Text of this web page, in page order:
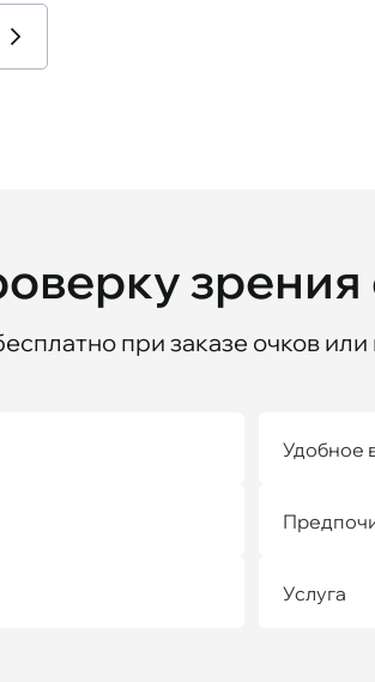
при заказе очков
Удобное
Услуга